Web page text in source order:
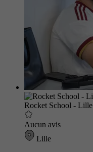
Rocket School - Lille
Aucun avis
Lille